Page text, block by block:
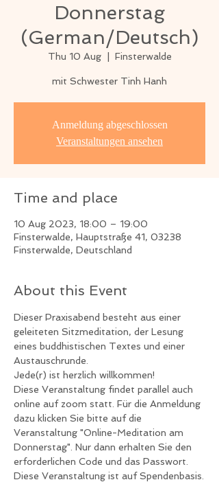
Donnerstag
(German/Deutsch)
Thu 10 Aug
  |
Finsterwalde
mit Schwester Tinh Hanh
Anmeldung abgeschlossen
Veranstaltungen ansehen
Time and place
10 Aug 2023, 18:00 – 19:00
Finsterwalde, Hauptstraße 41, 03238
Finsterwalde, Deutschland
About this Event
Dieser Praxisabend besteht aus einer
geleiteten Sitzmeditation, der Lesung
eines buddhistischen Textes und einer
Austauschrunde.
Jede(r) ist herzlich willkommen!
Diese Veranstaltung findet parallel auch
online auf zoom statt. Für die Anmeldung
dazu klicken Sie bitte auf die
Veranstaltung "Online-Meditation am
Donnerstag". Nur dann erhalten Sie den
erforderlichen Code und das Passwort.
Diese Veranstaltung ist auf Spendenbasis.